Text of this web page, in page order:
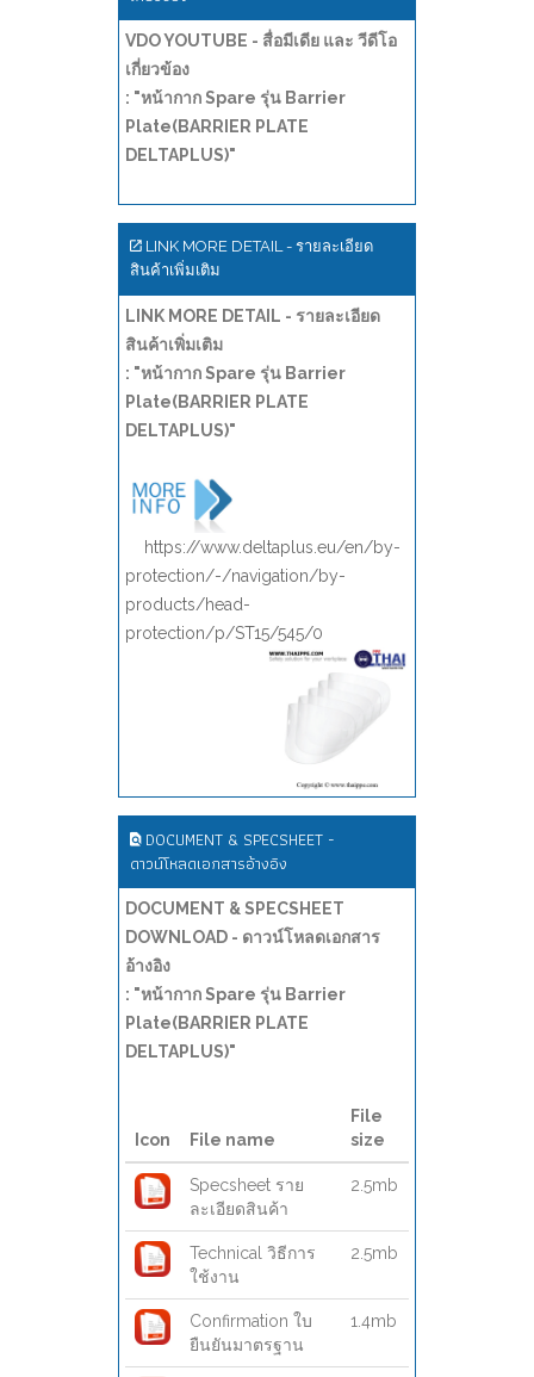
VDO YOUTUBE - สื่อมีเดีย และ วีดีโอ
เกี่ยวข้อง
: "หน้ากาก Spare รุ่น Barrier
Plate(BARRIER PLATE
DELTAPLUS)"
LINK MORE DETAIL - รายละเอียด
สินค้าเพิ่มเติม
LINK MORE DETAIL - รายละเอียด
สินค้าเพิ่มเติม
: "หน้ากาก Spare รุ่น Barrier
Plate(BARRIER PLATE
DELTAPLUS)"
https://www.deltaplus.eu/en/by-
protection/-/navigation/by-
products/head-
protection/p/ST15/545/0
DOCUMENT & SPECSHEET -
ดาวน์โหลดเอกสารอ้างอิง
DOCUMENT & SPECSHEET
DOWNLOAD - ดาวน์โหลดเอกสาร
อ้างอิง
: "หน้ากาก Spare รุ่น Barrier
Plate(BARRIER PLATE
DELTAPLUS)"
Icon File name
File
size
Specsheet ราย
ละเอียดสินค้า
2.5mb
Technical วิธีการ
ใช้งาน
2.5mb
Confirmation ใบ
ยืนยันมาตรฐาน
1.4mb